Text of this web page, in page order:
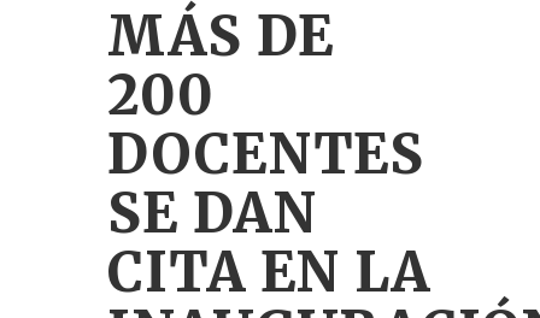
MÁS DE
200
DOCENTES
SE DAN
CITA EN LA